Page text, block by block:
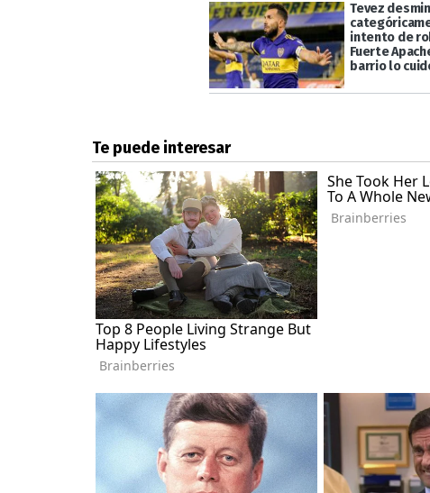
Tevez
intento de
Fuerte
barrio lo